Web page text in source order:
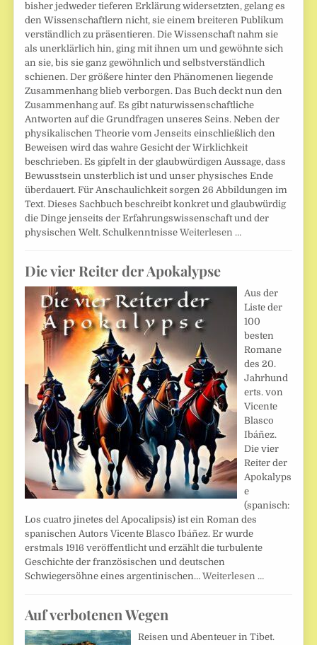
bisher jedweder tieferen Erklärung widersetzten, gelang es
den Wissenschaftlern nicht, sie einem breiteren Publikum
verständlich zu präsentieren. Die Wissenschaft nahm sie
als unerklärlich hin, ging mit ihnen um und gewöhnte sich
an sie, bis sie ganz gewöhnlich und selbstverständlich
schienen. Der größere hinter den Phänomenen liegende
Zusammenhang blieb verborgen. Das Buch deckt nun den
Zusammenhang auf. Es gibt naturwissenschaftliche
Antworten auf die Grundfragen unseres Seins. Neben der
physikalischen Theorie vom Jenseits einschließlich den
Beweisen wird das wahre Gesicht der Wirklichkeit
beschrieben. Es gipfelt in der glaubwürdigen Aussage, dass
Bewusstsein unsterblich ist und unser physisches Ende
überdauert. Für Anschaulichkeit sorgen 26 Abbildungen im
Text. Dieses Sachbuch beschreibt konkret und glaubwürdig
die Dinge jenseits der Erfahrungswissenschaft und der
physischen Welt. SchulkenntnisseWeiterlesen …
Die vier Reiter der Apokalypse
Aus der
Liste der
100
besten
Romane
des 20.
Jahrhund
erts. von
Vicente
Blasco
Ibáñez.
Die vier
Reiter der
Apokalyps
e
(spanisch:
Los cuatro jinetes del Apocalipsis) ist ein Roman des
spanischen Autors Vicente Blasco Ibáñez. Er wurde
erstmals 1916 veröffentlicht und erzählt die turbulente
Geschichte der französischen und deutschen
Schwiegersöhne eines argentinischen…Weiterlesen …
Auf verbotenen Wegen
Reisen und Abenteuer in Tibet.